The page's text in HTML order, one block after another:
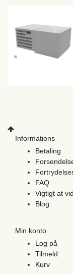
Informations
Betaling
FAQ
Vigtigt at
Blog
Min konto
Log på
Tilmeld
Kurv